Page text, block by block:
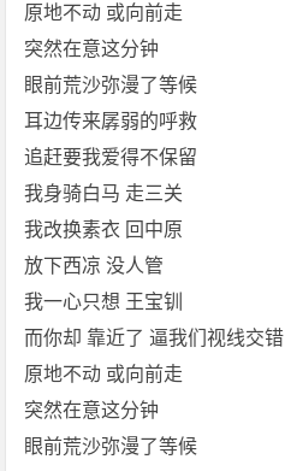
原地不动 或向前走
突然在意这分钟
眼前荒沙弥漫了等候
耳边传来孱弱的呼救
追赶要我爱得不保留
我身骑白马 走三关
我改换素衣 回中原
放下西凉 没人管
我一心只想 王宝钏
而你却 靠近了 逼我们视线交错
原地不动 或向前走
突然在意这分钟
眼前荒沙弥漫了等候